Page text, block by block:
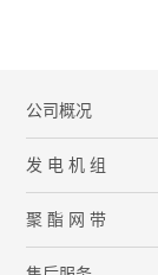
公司概况
发 电 机 组
聚 酯 网 带